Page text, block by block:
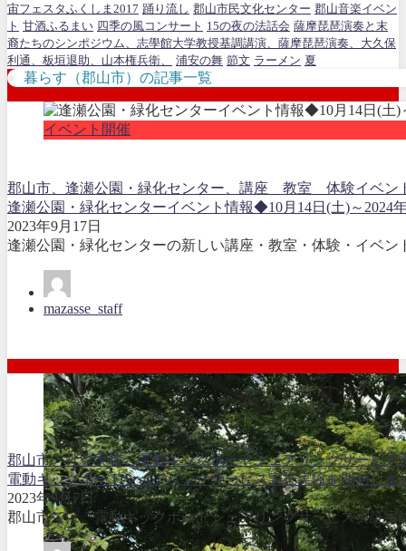
宙フェスタふくしま2017 踊り流し 郡山市民文化センター 郡山音楽イベン
ト 甘酒ふるまい 四季の風コンサート 15の夜の法話会 薩摩琵琶演奏と末
裔たちのシンポジウム、志學館大学教授基調講演、薩摩琵琶演奏、大久保
利通、板垣退助、山本権兵衛、
浦安の舞 節文 ラーメン 夏
暮らす（郡山市）の記事一覧
イベント開催
郡山市、逢瀬公園・緑化センター、講座 教室 体験イベン
逢瀬公園・緑化センターイベント情報◆10月14日(土)～2024
2023年9月17日
逢瀬公園・緑化センターの新しい講座・教室・体験・イベ
mazasse_staff
郡山市、社会実験、電動キックボードシェアリングサービス
電動キックボードシェアリングサービス実証実験を開始しま
2023年9月7日
郡山市では、電動キックボードシェアリングサービス実証